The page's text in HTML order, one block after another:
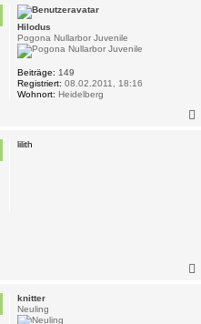
Hilodus
Pogona Nullarbor Juvenile
Beiträge: 149
Registriert: 08.02.2011, 18:16
Wohnort: Heidelberg
lilith
knitter
Neuling